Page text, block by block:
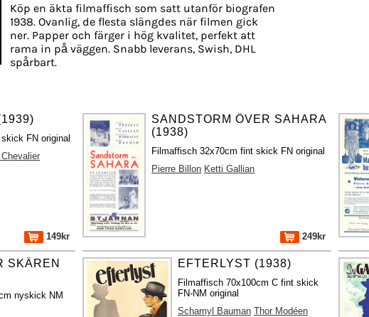
Köp en äkta filmaffisch som satt utanför biografen
1938. Ovanlig, de flesta slängdes när filmen gick
ner. Papper och färger i hög kvalitet, perfekt att
rama in på väggen. Snabb leverans, Swish, DHL
spårbart.
FN original
149kr
SANDSTORM ÖVER SAHARA
(1938)
Filmaffisch 32x70cm fint skick FN original
Pierre Billon Ketti Gallian
249kr
SKÄREN
nyskick NM
EFTERLYST (1938)
Filmaffisch 70x100cm C fint skick
FN-NM original
Schamyl Bauman Thor Modéen